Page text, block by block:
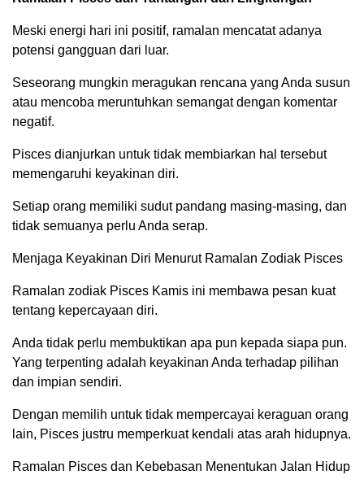
Meski energi hari ini positif, ramalan mencatat adanya
potensi gangguan dari luar.
Seseorang mungkin meragukan rencana yang Anda susun
atau mencoba meruntuhkan semangat dengan komentar
negatif.
Pisces dianjurkan untuk tidak membiarkan hal tersebut
memengaruhi keyakinan diri.
Setiap orang memiliki sudut pandang masing-masing, dan
tidak semuanya perlu Anda serap.
Menjaga Keyakinan Diri Menurut Ramalan Zodiak Pisces
Ramalan zodiak Pisces Kamis ini membawa pesan kuat
tentang kepercayaan diri.
Anda tidak perlu membuktikan apa pun kepada siapa pun.
Yang terpenting adalah keyakinan Anda terhadap pilihan
dan impian sendiri.
Dengan memilih untuk tidak mempercayai keraguan orang
lain, Pisces justru memperkuat kendali atas arah hidupnya.
Ramalan Pisces dan Kebebasan Menentukan Jalan Hidup